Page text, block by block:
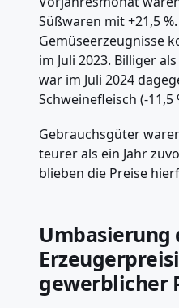
Süßwaren mit +21,5
Gemüseerzeugnisse
im Juli 2023. Billiger
war im Juli 2024
Schweinefleisch (-11,5
Gebrauchsgüter
teurer als ein Jahr
blieben die Preise
Umbasierung
gewerblicher